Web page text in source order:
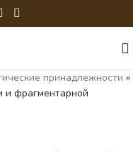
принадлежности »
и фрагментарной